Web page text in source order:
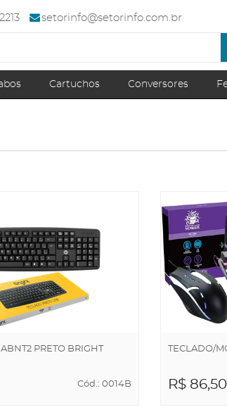
setorinfo@setorinfo.com.br
Cartuchos Conversores
PRETO BRIGHT
Cód.: 0014B
TECLADO/
R$ 86,50